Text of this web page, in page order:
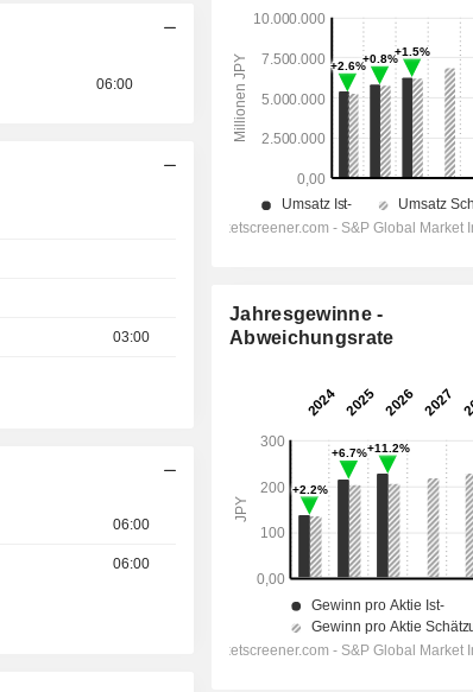
06:00
03:00
06:00
06:00
Jahresgewinne -
Abweichungsrate